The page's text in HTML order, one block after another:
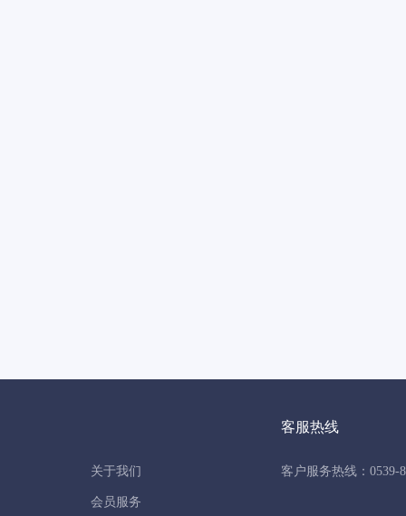
关于我们
会员服务
客服热线
客户服务热线：0539-